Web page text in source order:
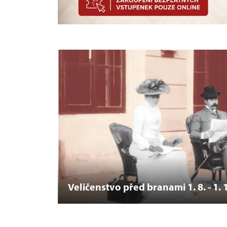
Veličenstvo před branami 1. 8. - 1.